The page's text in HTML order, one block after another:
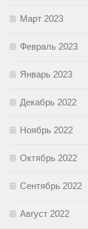
Март 2023
Февраль 2023
Январь 2023
Декабрь 2022
Ноябрь 2022
Октябрь 2022
Сентябрь 2022
Август 2022